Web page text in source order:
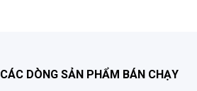
CÁC DÒNG SẢN PHẨM BÁN CHẠY